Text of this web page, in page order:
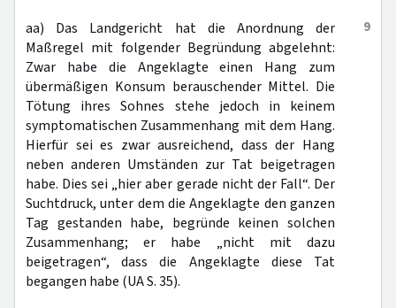
9
aa) Das Landgericht hat die Anordnung der
Maßregel mit folgender Begründung abgelehnt:
Zwar habe die Angeklagte einen Hang zum
übermäßigen Konsum berauschender Mittel. Die
Tötung ihres Sohnes stehe jedoch in keinem
symptomatischen Zusammenhang mit dem Hang.
Hierfür sei es zwar ausreichend, dass der Hang
neben anderen Umständen zur Tat beigetragen
habe. Dies sei „hier aber gerade nicht der Fall“. Der
Suchtdruck, unter dem die Angeklagte den ganzen
Tag gestanden habe, begründe keinen solchen
Zusammenhang; er habe „nicht mit dazu
beigetragen“, dass die Angeklagte diese Tat
begangen habe (UA S. 35).